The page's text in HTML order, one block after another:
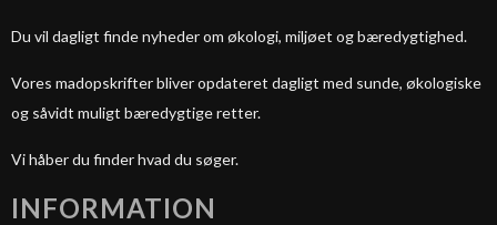
Du vil dagligt finde nyheder om økologi, miljøet og bæredygtighed.
Vores madopskrifter bliver opdateret dagligt med sunde, økologiske
og såvidt muligt bæredygtige retter.
Vi håber du finder hvad du søger.
INFORMATION